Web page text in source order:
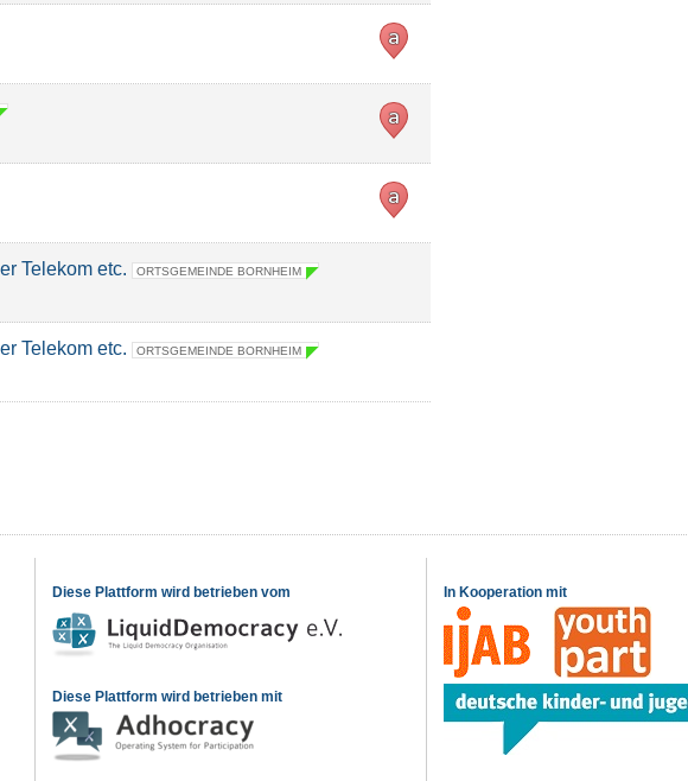
Telekom etc. ORTSGEMEINDE BORNHEIM
Telekom etc. ORTSGEMEINDE BORNHEIM
Diese Plattform wird betrieben vom
Diese Plattform wird betrieben mit
In Kooperation mit